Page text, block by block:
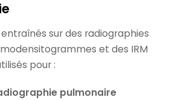
entraînés sur des radiographies
et des IRM
pour :
pulmonaire